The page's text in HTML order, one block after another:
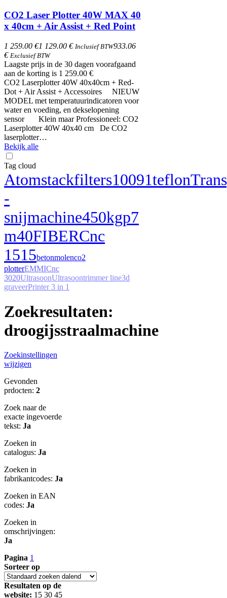
CO2 Laser Plotter 40W MAX 40
x 40cm + Air Assist + Red Point
1 259.00 €1 129.00 € Inclusief BTW933.06
€ Exclusief BTW
Laagste prijs in de 30 dagen voorafgaand
aan de korting is 1 259.00 €
CO2 Laserplotter 40W 40x40cm + Red-
Dot + Air Assist + Accessoires NIEUW
MODEL met temperatuurindicatoren voor
water en voeding, en dekselopening
sensor Klein maar Professioneel: CO2
Laserplotter 40W 40x40 cm De CO2
laserplotter…
Bekijk alle
Tag cloud
Atomstackfilters10091teflon
-
snijmachine450kgp7
m40FIBERCnc
1515betonmolenco2
plotterEMMICnc
3020UltrasoonUltrasoontrimmer line3d
graveerPrinter 3 in 1
Zoekresultaten:
droogijsstraalmachine
Zoekinstellingen
wijzigen
Gevonden
prdocten: 2
Zoek naar de
exacte ingevoerde
tekst: Ja
Zoeken in
catalogus: Ja
Zoeken in
fabrikantcodes: Ja
Zoeken in EAN
codes: Ja
Zoeken in
omschrijvingen:
Ja
Pagina 1
Sorteer op
Resultaten op de
website: 15 30 45